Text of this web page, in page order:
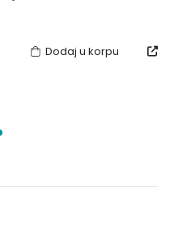
Dodaj u korpu